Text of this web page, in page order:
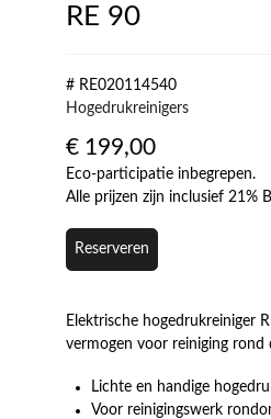
RE 90
# RE020114540
Hogedrukreinigers
€ 199,00
Eco-participatie inbegrepen.
Alle prijzen zijn inclusief 21%
Reserveren
Elektrische hogedrukreiniger
vermogen voor reiniging rond
Lichte en handige
Voor reinigingswerk